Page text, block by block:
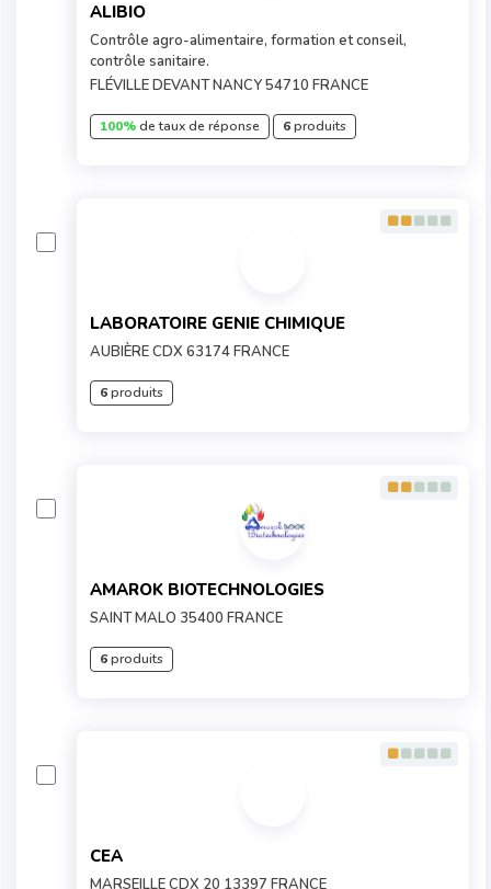
ALIBIO
Contrôle agro-alimentaire, formation et conseil,
contrôle sanitaire.
FLÉVILLE DEVANT NANCY 54710 FRANCE
100%de taux de réponse 6produits
LABORATOIRE GENIE CHIMIQUE
AUBIÈRE CDX 63174 FRANCE
6produits
AMAROK BIOTECHNOLOGIES
SAINT MALO 35400 FRANCE
6produits
CEA
MARSEILLE CDX 20 13397 FRANCE